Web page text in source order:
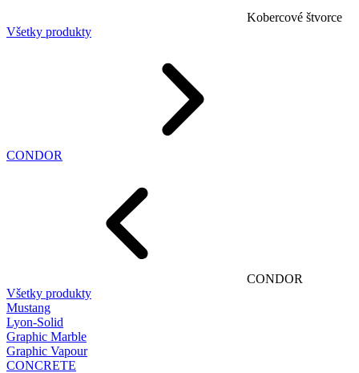
Kobercové štvorce
Všetky produkty
CONDOR
CONDOR
Všetky produkty
Mustang
Lyon-Solid
Graphic Marble
Graphic Vapour
CONCRETE